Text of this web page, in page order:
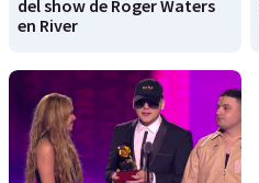
del show de Roger Waters
en River